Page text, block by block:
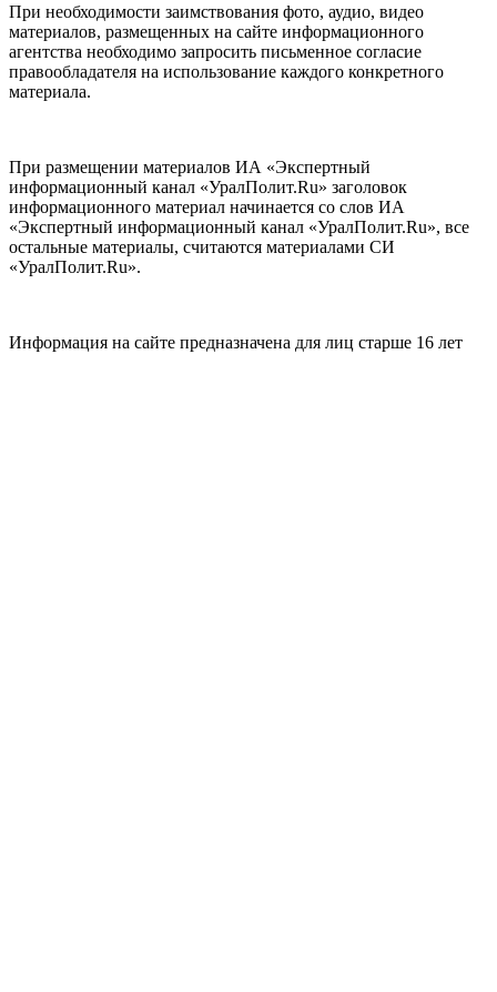
При необходимости заимствования фото, аудио, видео
материалов, размещенных на сайте информационного
агентства необходимо запросить письменное согласие
правообладателя на использование каждого конкретного
материала.
При размещении материалов ИА «Экспертный
информационный канал «УралПолит.Ru» заголовок
информационного материал начинается со слов ИА
«Экспертный информационный канал «УралПолит.Ru», все
остальные материалы, считаются материалами СИ
«УралПолит.Ru».
Информация на сайте предназначена для лиц старше 16 лет